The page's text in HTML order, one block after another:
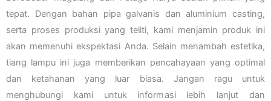
tepat. Dengan bahan pipa galvanis dan aluminium casting,
serta proses produksi yang teliti, kami menjamin produk ini
akan memenuhi ekspektasi Anda. Selain menambah estetika,
tiang lampu ini juga memberikan pencahayaan yang optimal
dan ketahanan yang luar biasa. Jangan ragu untuk
menghubungi kami untuk informasi lebih lanjut dan